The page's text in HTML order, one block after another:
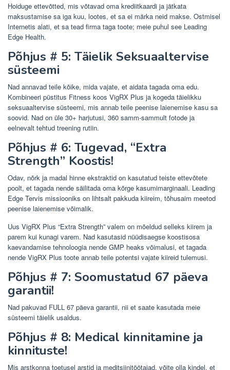
Hoiduge ettevõtted, mis võtavad oma krediitkaardi ja jätkata
maksustamise sa iga kuu, lootes, et sa ei märka neid makse. Ostmisel
Internetis alati, et sa tead firma taga toote; meie puhul see Leading
Edge Health.
Põhjus # 5: Täielik Seksuaaltervise
süsteemi
Nad annavad teile kõike, mida vajate, et aidata tagada oma edu.
Kombineeri püstitus Fitness koos VigRX Plus ja kogeda täielikku
seksuaaltervise süsteemi, mis annab teile peenise laienemise kasu sa
soovid. Nad on üle 30+ harjutusi, 360 samm-sammult fotode ja
eelnevalt tehtud treening rutiin.
Põhjus # 6: Tugevad, “Extra
Strength” Koostis!
Odav, nõrk ja madal hinne ekstraktid on kasutatud teiste ettevõtete
poolt, et tagada nende säilitada oma kõrge kasumimarginaali. Leading
Edge Tervis missiooniks on lihtsalt pakkuda kiireim, tõhusaim meetod
peenise laienemise võimalik.
Uus VigRX Plus “Extra Strength” valem on mõeldud selleks kiirem ja
parem kui kunagi varem. Nad kasutasid nüüdisaegse koostisosa
kaevandamise tehnoloogia nende GMP heaks võimalusi, et tagada
nende VigRX Plus toote annab teile potentsi vajate kiireid tulemusi.
Põhjus # 7: Soomustatud 67 päeva
garantii!
Nad pakuvad FULL 67 päeva garantii, nii et saate kasutada meie
süsteemi täielik usaldus.
Põhjus # 8: Medical kinnitamine ja
kinnituste!
Mis arstkonna toetusel arstid ja meditsiinitöötajad, võite olla kindel, et